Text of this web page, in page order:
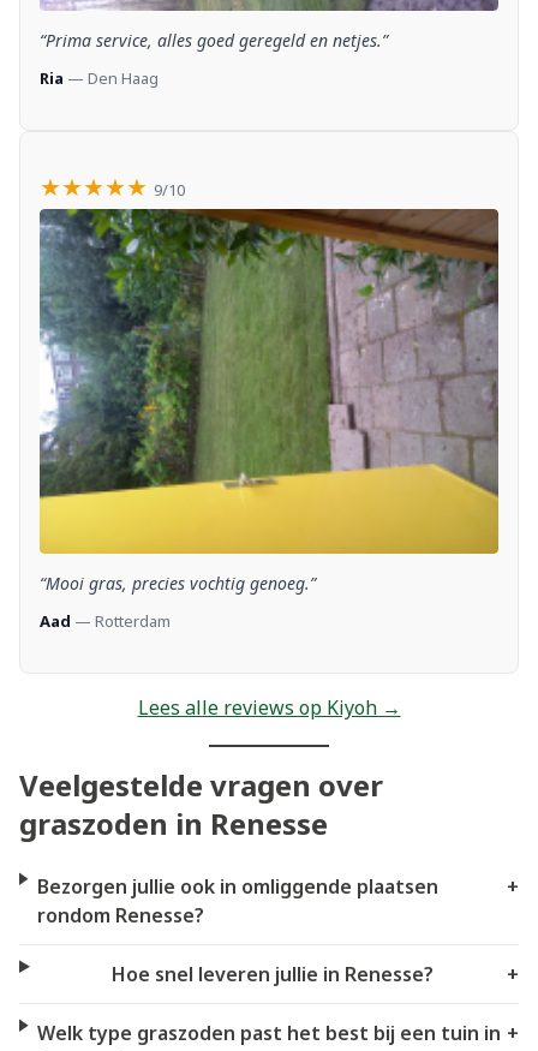
“Prima service, alles goed geregeld en netjes.”
Ria — Den Haag
★★★★★ 9/10
“Mooi gras, precies vochtig genoeg.”
Aad — Rotterdam
Lees alle reviews op Kiyoh →
Veelgestelde vragen over
graszoden in Renesse
Bezorgen jullie ook in omliggende plaatsen
rondom Renesse?
+
Hoe snel leveren jullie in Renesse? +
Welk type graszoden past het best bij een tuin in +